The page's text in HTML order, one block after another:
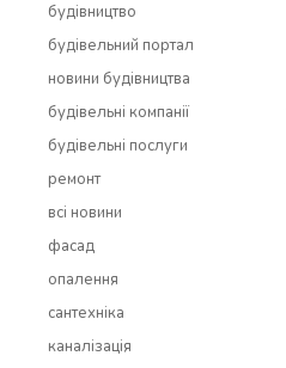
будівництво
будівельний портал
новини будівництва
будівельні компанії
будівельні послуги
ремонт
всi новини
фасад
опалення
сантехніка
каналізація